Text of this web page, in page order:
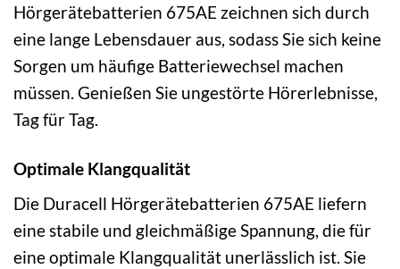
Hörgerätebatterien 675AE zeichnen sich durch
eine lange Lebensdauer aus, sodass Sie sich keine
Sorgen um häufige Batteriewechsel machen
müssen. Genießen Sie ungestörte Hörerlebnisse,
Tag für Tag.
Optimale Klangqualität
Die Duracell Hörgerätebatterien 675AE liefern
eine stabile und gleichmäßige Spannung, die für
eine optimale Klangqualität unerlässlich ist. Sie